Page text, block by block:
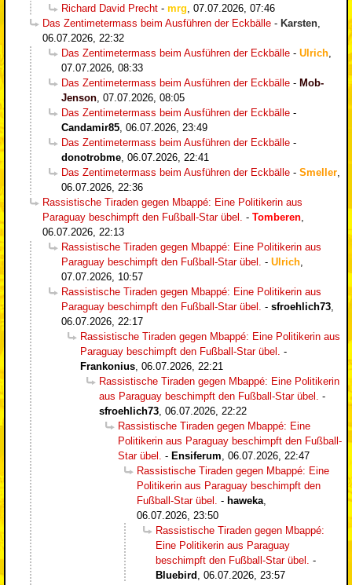
Richard David Precht - mrg 07.07.2026, 07:46
Das Zentimetermass beim Ausführen der Eckbälle - Karsten
06.07.2026, 22:32
Das Zentimetermass beim Ausführen der Eckbälle - Ulrich
07.07.2026, 08:33
Das Zentimetermass beim Ausführen der Eckbälle - Mob-
Jenson 07.07.2026, 08:05
Das Zentimetermass beim Ausführen der Eckbälle -
Candamir85 06.07.2026, 23:49
Das Zentimetermass beim Ausführen der Eckbälle -
donotrobme 06.07.2026, 22:41
Das Zentimetermass beim Ausführen der Eckbälle - Smeller
06.07.2026, 22:36
Rassistische Tiraden gegen Mbappé: Eine Politikerin aus
Paraguay beschimpft den Fußball-Star übel.
- Tomberen
06.07.2026, 22:13
Rassistische Tiraden gegen Mbappé: Eine Politikerin aus
Paraguay beschimpft den Fußball-Star übel.
- Ulrich
07.07.2026, 10:57
Rassistische Tiraden gegen Mbappé: Eine Politikerin aus
Paraguay beschimpft den Fußball-Star übel.
- sfroehlich73
06.07.2026, 22:17
Rassistische Tiraden gegen Mbappé: Eine Politikerin aus
Paraguay beschimpft den Fußball-Star übel.
-
Frankonius 06.07.2026, 22:21
Rassistische Tiraden gegen Mbappé: Eine Politikerin
aus Paraguay beschimpft den Fußball-Star übel.
-
sfroehlich73 06.07.2026, 22:22
Rassistische Tiraden gegen Mbappé: Eine
Politikerin aus Paraguay beschimpft den Fußball-
Star übel.
- Ensiferum 06.07.2026, 22:47
Rassistische Tiraden gegen Mbappé: Eine
Politikerin aus Paraguay beschimpft den
Fußball-Star übel.
- haweka
06.07.2026, 23:50
Rassistische Tiraden gegen Mbappé:
Eine Politikerin aus Paraguay
beschimpft den Fußball-Star übel.
-
Bluebird
06.07.2026, 23:57